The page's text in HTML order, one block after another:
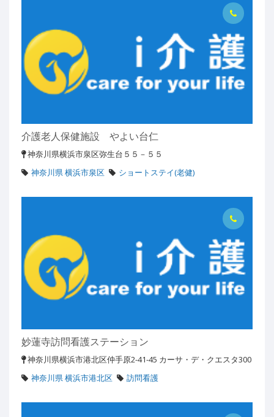
介護老人保健施設 やよい台仁
神奈川県横浜市泉区弥生台５５－５５
神奈川県 横浜市泉区
ショートステイ(老健)
妙蓮寺訪問看護ステーション
神奈川県横浜市港北区仲手原2-41-45 カーサ・デ・クエスタ300
神奈川県 横浜市港北区
訪問看護